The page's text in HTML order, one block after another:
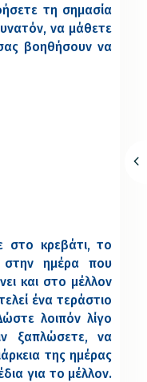
τη σημασία
να μάθετε
βοηθήσουν να
στο κρεβάτι, το
στην ημέρα που
και στο μέλλον
ένα τεράστιο
λοιπόν λίγο
ξαπλώσετε, να
της ημέρας
για το μέλλον.